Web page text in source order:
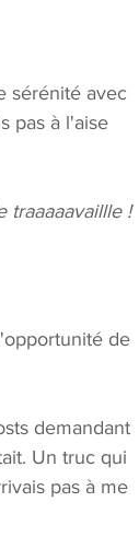
sérénité avec
pas à l'aise
traaaaavaillle !
de
demandant
Un truc qui
pas à me